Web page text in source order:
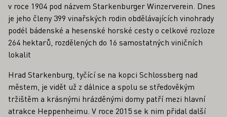
v roce 1904 pod názvem Starkenburger Winzerverein. Dnes
je jeho členy 399 vinařských rodin obdělávajících vinohrady
podél bádenské a hesenské horské cesty o celkové rozloze
264 hektarů, rozdělených do 16 samostatných viničních
lokalit
Hrad Starkenburg, tyčící se na kopci Schlossberg nad
městem, je vidět už z dálnice a spolu se středověkým
tržištěm a krásnými hrázděnými domy patří mezi hlavní
atrakce Heppenheimu. V roce 2015 se k nim přidal další